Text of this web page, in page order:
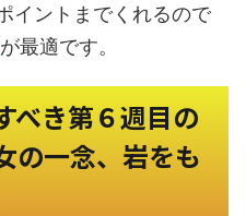
イントまでくれるので
が最適です。
べき第６週目の
の一念、岩をも